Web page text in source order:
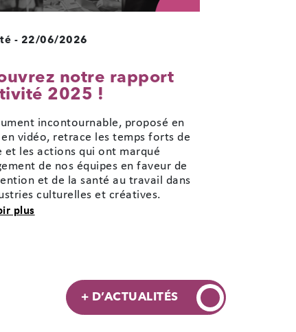
- 22/06/2026
notre rapport
2025 !
incontournable, proposé en
en vidéo, retrace les temps forts de
et les actions qui ont marqué
de nos équipes en faveur de
et de la santé au travail dans
culturelles et créatives.
plussur Découvrez notre rapport d'activité 2025 !
+ D’ACTUALITÉS